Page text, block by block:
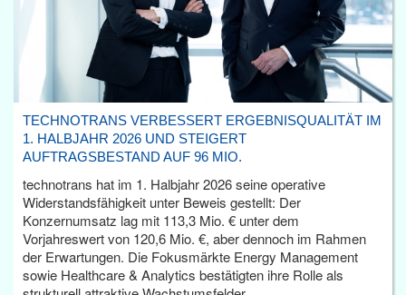
TECHNOTRANS VERBESSERT ERGEBNISQUALITÄT IM
1. HALBJAHR 2026 UND STEIGERT
AUFTRAGSBESTAND AUF 96 MIO.
technotrans hat im 1. Halbjahr 2026 seine operative
Widerstandsfähigkeit unter Beweis gestellt: Der
Konzernumsatz lag mit 113,3 Mio. € unter dem
Vorjahreswert von 120,6 Mio. €, aber dennoch im Rahmen
der Erwartungen. Die Fokusmärkte Energy Management
sowie Healthcare & Analytics bestätigten ihre Rolle als